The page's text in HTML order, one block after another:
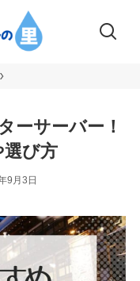
ーサーバー！
選び方
9月3日